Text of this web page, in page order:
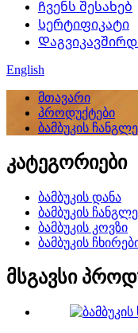
Ჩვენს შესახებ
Სერტიფიკატი
English
მთავარი
პროდუქტები
ბამბუკის
კატეგორიები
ბამბუკის დანა
ბამბუკის
ბამბუკის კოვზი
ბამბუკის
მსგავსი